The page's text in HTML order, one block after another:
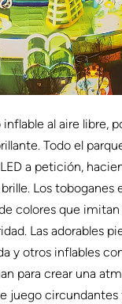
al aire libre,
Todo el
a petición,
Los toboganes
colores que
Las adorables
y otros inflables
para crear una
juego